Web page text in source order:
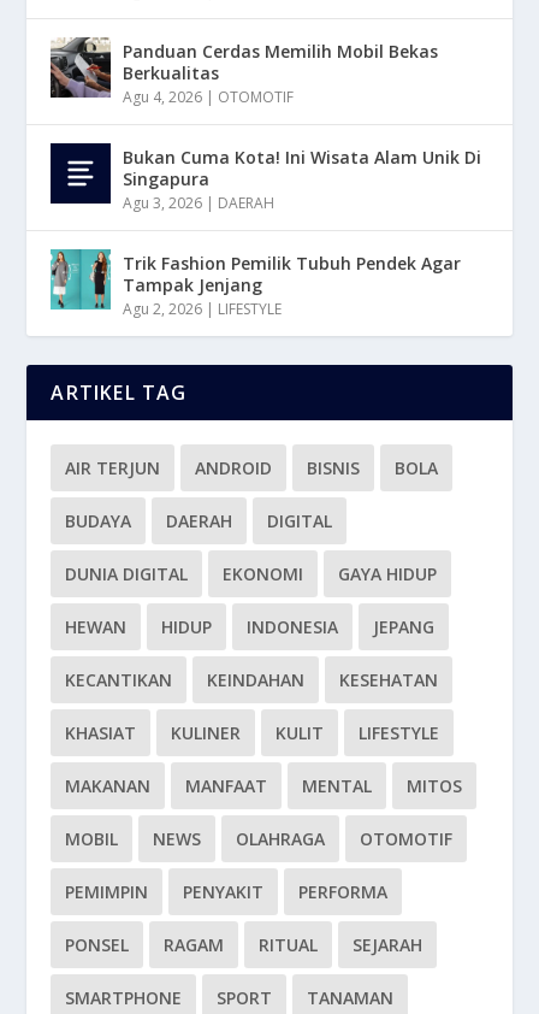
Panduan Cerdas Memilih Mobil Bekas
Berkualitas
Agu 4, 2026 | OTOMOTIF
Bukan Cuma Kota! Ini Wisata Alam Unik Di
Singapura
Agu 3, 2026 | DAERAH
Trik Fashion Pemilik Tubuh Pendek Agar
Tampak Jenjang
Agu 2, 2026 | LIFESTYLE
ARTIKEL TAG
AIR TERJUN ANDROID BISNIS BOLA
BUDAYA DAERAH DIGITAL
DUNIA DIGITAL EKONOMI GAYA HIDUP
HEWAN HIDUP INDONESIA JEPANG
KECANTIKAN KEINDAHAN KESEHATAN
KHASIAT KULINER KULIT LIFESTYLE
MAKANAN MANFAAT MENTAL MITOS
MOBIL NEWS OLAHRAGA OTOMOTIF
PEMIMPIN PENYAKIT PERFORMA
PONSEL RAGAM RITUAL SEJARAH
SMARTPHONE SPORT TANAMAN